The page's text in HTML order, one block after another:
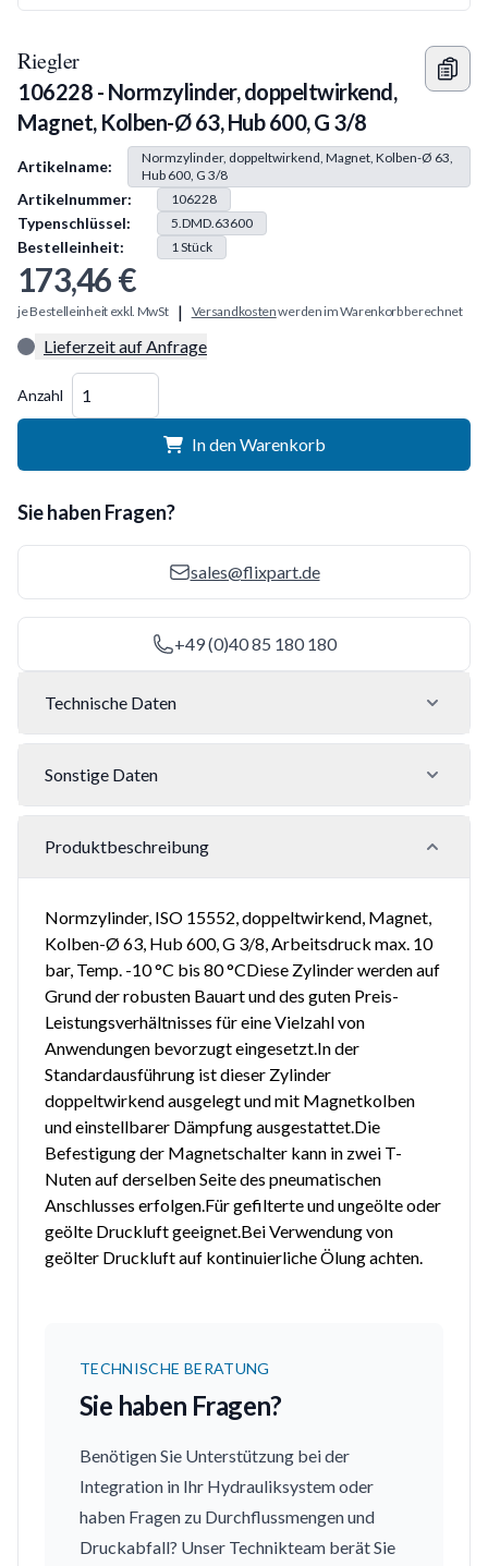
Riegler
106228 - Normzylinder, doppeltwirkend,
Magnet, Kolben-Ø 63, Hub 600, G 3/8
Produkt Information
Artikelname:
Normzylinder, doppeltwirkend, Magnet, Kolben-Ø 63,
Hub 600, G 3/8
Artikelnummer: 106228
Typenschlüssel: 5.DMD.63600
Bestelleinheit: 1Stück
173,46 €
je Bestelleinheit exkl. MwSt | Versandkostenwerden im Warenkorb berechnet
Lieferzeit auf Anfrage
Anzahl
In den Warenkorb
Sie haben Fragen?
sales@flixpart.de
+49 (0)40 85 180 180
Technische Daten
Sonstige Daten
Produktbeschreibung
Normzylinder, ISO 15552, doppeltwirkend, Magnet,
Kolben-Ø 63, Hub 600, G 3/8, Arbeitsdruck max. 10
bar, Temp. -10 °C bis 80 °CDiese Zylinder werden auf
Grund der robusten Bauart und des guten Preis-
Leistungsverhältnisses für eine Vielzahl von
Anwendungen bevorzugt eingesetzt.In der
Standardausführung ist dieser Zylinder
doppeltwirkend ausgelegt und mit Magnetkolben
und einstellbarer Dämpfung ausgestattet.Die
Befestigung der Magnetschalter kann in zwei T-
Nuten auf derselben Seite des pneumatischen
Anschlusses erfolgen.Für gefilterte und ungeölte oder
geölte Druckluft geeignet.Bei Verwendung von
geölter Druckluft auf kontinuierliche Ölung achten.
TECHNISCHE BERATUNG
Sie haben Fragen?
Benötigen Sie Unterstützung bei der
Integration in Ihr Hydrauliksystem oder
haben Fragen zu Durchflussmengen und
Druckabfall? Unser Technikteam berät Sie